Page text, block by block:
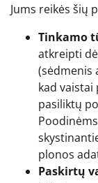
Jums reikės šių
Tinkamo
atkreipti
(sėdmenis
kad
pasiliktų
plonos
Paskirtų